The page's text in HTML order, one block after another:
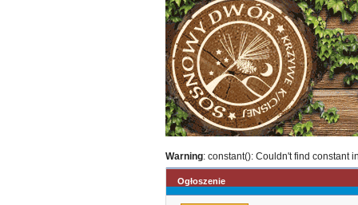
Warning: constant(): Couldn't find constant
Ogłoszenie